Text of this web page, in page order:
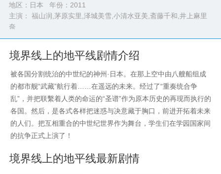
地区：日本 年份： 2011
主演： 福山润,茅原实里,泽城美雪,小清水亚美,斋藤千和,井上麻里
奈
完整演员表>>
境界线上的地平线剧情介绍
被各国分割统治的中世纪的神州·日本。在那上空中由八艘船组成
的都市舰“武藏”航行着……在遥远的未来。经过了“重奏统合争
乱”，并把联繫着人类的命运的“圣谱”作为原本历史的再现而执行的
各国。然后，是各式各样把迷惑与决意藏于胸口，前进开拓着未来
的人们。把互相重合的中世纪世界作为舞台，学生们在学园国家间
的抗争正式上演了！
境界线上的地平线最新剧情